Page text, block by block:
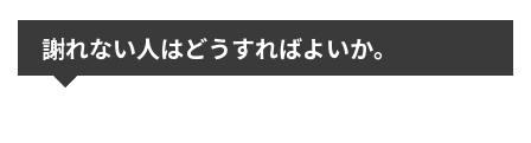
謝れない人はどうすればよいか。